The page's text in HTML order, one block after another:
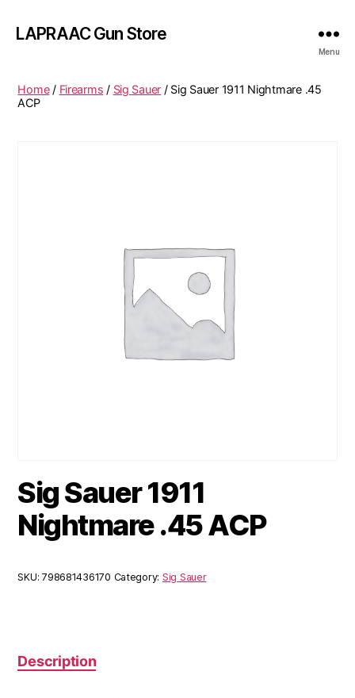
LAPRAAC Gun Store
Menu
Home/ Firearms / Sig Sauer / Sig Sauer 1911 Nightmare .45
ACP
Sig Sauer 1911
Nightmare .45 ACP
SKU:798681436170 Category: Sig Sauer
Description